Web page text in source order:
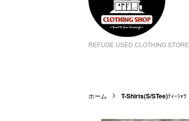
REFUGE USED CLOTHING STORE
ホーム T-Shirts(S/STee)ﾃｨｰｼｬﾂ